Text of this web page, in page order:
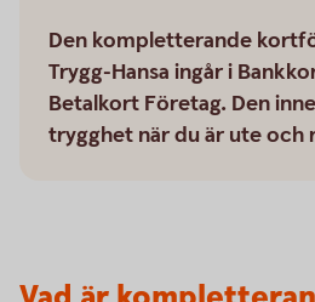
Den kompletterande
Trygg-Hansa ingår i
Betalkort Företag. Den
trygghet när du är ute och